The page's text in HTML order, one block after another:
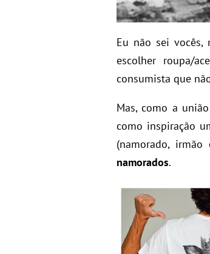
Eu não sei vocês,
escolher roupa/
consumista que
Mas, como a
como inspiração
(namorado,
namorados.